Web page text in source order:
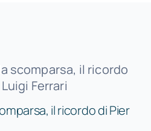
il ricordo di Pier